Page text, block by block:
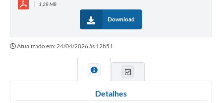
Lei de Acesso à Informação
LGPD - Política de Privacidade
Diários Oficial
Arquivos para Download
1,28 MB
Download
Atualizado em: 24/04/2026 às 12h51
Detalhes